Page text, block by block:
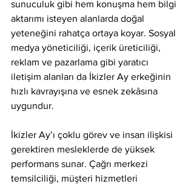
sunuculuk gibi hem konuşma hem bilgi
aktarımı isteyen alanlarda doğal
yeteneğini rahatça ortaya koyar. Sosyal
medya yöneticiliği, içerik üreticiliği,
reklam ve pazarlama gibi yaratıcı
iletişim alanları da İkizler Ay erkeğinin
hızlı kavrayışına ve esnek zekâsına
uygundur.
İkizler Ay’ı çoklu görev ve insan ilişkisi
gerektiren mesleklerde de yüksek
performans sunar. Çağrı merkezi
temsilciliği, müşteri hizmetleri